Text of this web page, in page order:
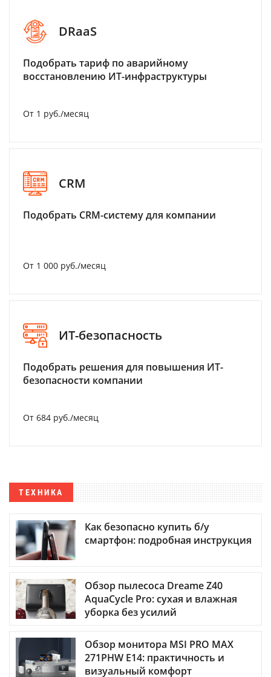
DRaaS
Подобрать тариф по аварийному
восстановлению ИТ-инфраструктуры
От 1 руб./месяц
CRM
Подобрать CRM-систему для компании
От 1 000 руб./месяц
ИТ-безопасность
Подобрать решения для повышения ИТ-
безопасности компании
От 684 руб./месяц
ТЕХНИКА
Как безопасно купить б/у
смартфон: подробная инструкция
Обзор пылесоса Dreame Z40
AquaCycle Pro: сухая и влажная
уборка без усилий
Обзор монитора MSI PRO MAX
271PHW E14: практичность и
визуальный комфорт